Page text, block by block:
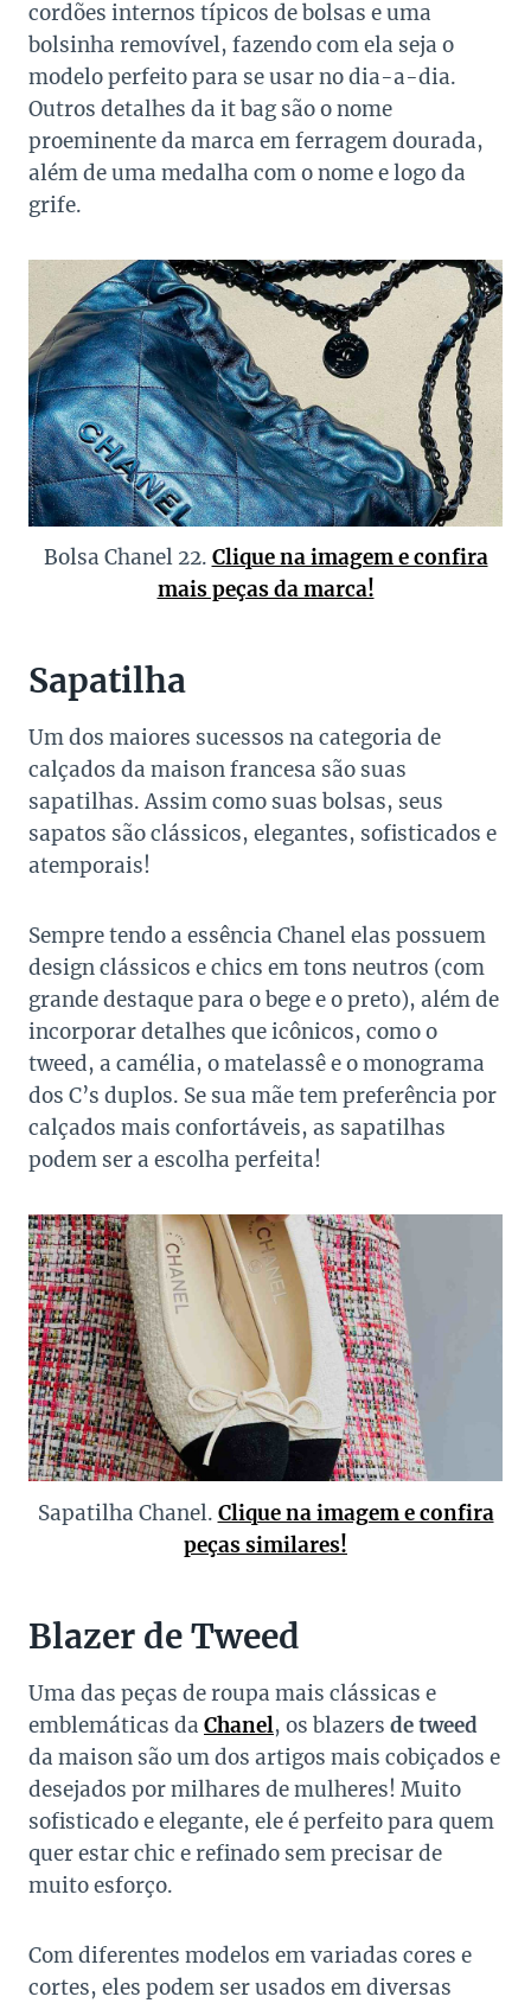
cordões internos típicos de bolsas e uma
bolsinha removível, fazendo com ela seja o
modelo perfeito para se usar no dia-a-dia.
Outros detalhes da it bag são o nome
proeminente da marca em ferragem dourada,
além de uma medalha com o nome e logo da
grife.
Bolsa Chanel 22. Clique na imagem e confira
mais peças da marca!
Sapatilha
Um dos maiores sucessos na categoria de
calçados da maison francesa são suas
sapatilhas. Assim como suas bolsas, seus
sapatos são clássicos, elegantes, sofisticados e
atemporais!
Sempre tendo a essência Chanel elas possuem
design clássicos e chics em tons neutros (com
grande destaque para o bege e o preto), além de
incorporar detalhes que icônicos, como o
tweed, a camélia, o matelassê e o monograma
dos C’s duplos. Se sua mãe tem preferência por
calçados mais confortáveis, as sapatilhas
podem ser a escolha perfeita!
Sapatilha Chanel. Clique na imagem e confira
peças similares!
Blazer de Tweed
Uma das peças de roupa mais clássicas e
emblemáticas da Chanel, os blazers de tweed
da maison são um dos artigos mais cobiçados e
desejados por milhares de mulheres! Muito
sofisticado e elegante, ele é perfeito para quem
quer estar chic e refinado sem precisar de
muito esforço.
Com diferentes modelos em variadas cores e
cortes, eles podem ser usados em diversas